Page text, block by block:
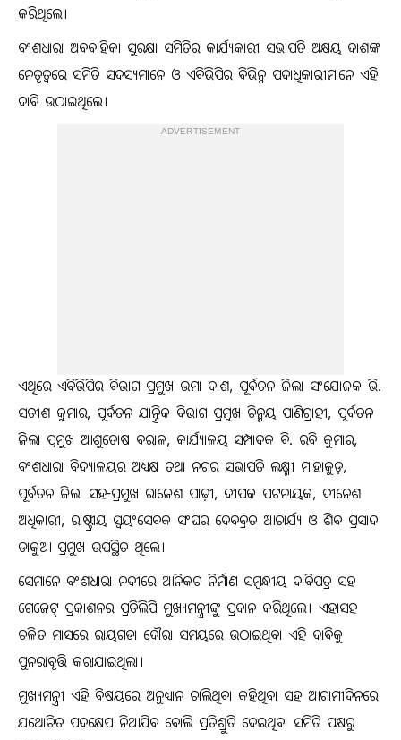
କରିଥିଲେ।
ବଂଶଧାରା ଅବବାହିକା ସୁରକ୍ଷା ସମିତିର କାର୍ଯ୍ୟକାରୀ ସଭାପତି ଅକ୍ଷୟ ଦାଶଙ୍କ
ନେତୃତ୍ୱରେ ସମିତି ସଦସ୍ୟମାନେ ଓ ଏବିଭିପିର ବିଭିନ୍ନ ପଦାଧିକାରୀମାନେ ଏହି
ଦାବି ଉଠାଇଥିଲେ।
ADVERTISEMENT
ଏଥିରେ ଏବିଭିପିର ବିଭାଗ ପ୍ରମୁଖ ଉମା ଦାଶ, ପୂର୍ବତନ ଜିଲା ସଂଯୋଜକ ଭି.
ସତୀଶ କୁମାର, ପୂର୍ବତନ ଯାନ୍ତ୍ରିକ ବିଭାଗ ପ୍ରମୁଖ ଚିନ୍ମୟ ପାଣିଗ୍ରାହୀ, ପୂର୍ବତନ
ଜିଲା ପ୍ରମୁଖ ଆଶୁତୋଷ ବରାଳ, କାର୍ଯ୍ୟାଳୟ ସମ୍ପାଦକ ବି. ରବି କୁମାର,
ବଂଶଧାରା ବିଦ୍ୟାଳୟର ଅଧ୍ୟକ୍ଷ ତଥା ନଗର ସଭାପତି ଲକ୍ଷ୍ମୀ ମାହାକୁଡ଼,
ପୂର୍ବତନ ଜିଲା ସହ-ପ୍ରମୁଖ ରାଜେଶ ପାଢ଼ୀ, ଦୀପକ ପଟନାୟକ, ଦୀନେଶ
ଅଧିକାରୀ, ରାଷ୍ଟ୍ରୀୟ ସ୍ୱୟଂସେବକ ସଂଘର ଦେବବ୍ରତ ଆଚାର୍ଯ୍ୟ ଓ ଶିବ ପ୍ରସାଦ
ଡାକୁଆ ପ୍ରମୁଖ ଉପସ୍ଥିତ ଥିଲେ।
ସେମାନେ ବଂଶଧାରା ନଦୀରେ ଆନିକଟ ନିର୍ମାଣ ସମ୍ବନ୍ଧୀୟ ଦାବିପତ୍ର ସହ
ଗେଜେଟ୍ ପ୍ରକାଶନର ପ୍ରତିଲିପି ମୁଖ୍ୟମନ୍ତ୍ରୀଙ୍କୁ ପ୍ରଦାନ କରିଥିଲେ। ଏହାସହ
ଚଳିତ ମାସରେ ରାୟଗଡା ଦୌରା ସମୟରେ ଉଠାଇଥିବା ଏହି ଦାବିକୁ
ପୁନରାବୃତ୍ତି କରାଯାଇଥିଲା।
ମୁଖ୍ୟମନ୍ତ୍ରୀ ଏହି ବିଷୟରେ ଅନୁଧ୍ୟାନ ଚାଲିଥିବା କହିଥିବା ସହ ଆଗାମୀଦିନରେ
ଯଥୋଚିତ ପଦକ୍ଷେପ ନିଆଯିବ ବୋଲି ପ୍ରତିଶ୍ରୁତି ଦେଇଥିବା ସମିତି ପକ୍ଷରୁ